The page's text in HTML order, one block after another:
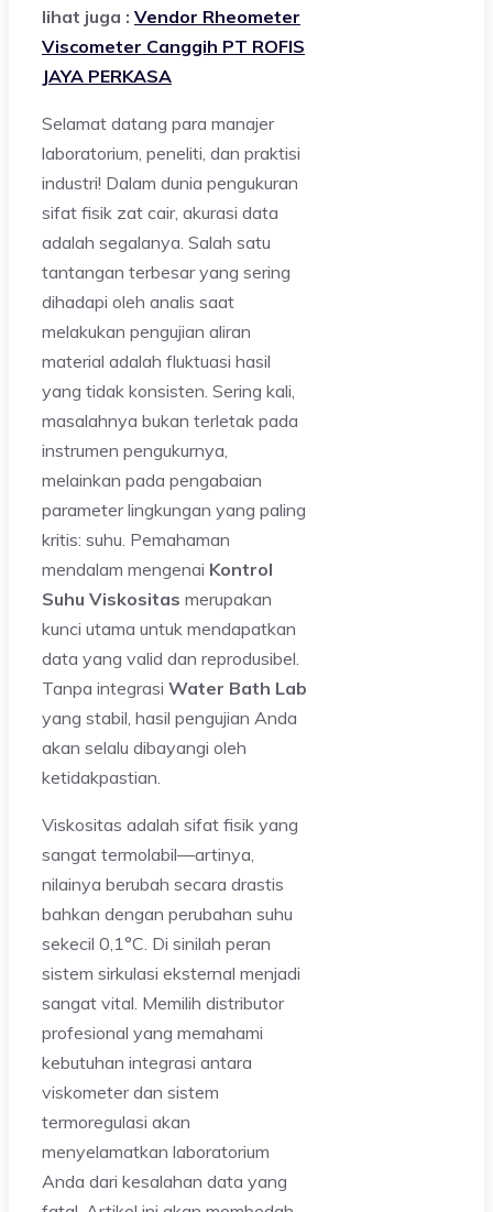
lihat juga : Vendor Rheometer
Viscometer Canggih PT ROFIS
JAYA PERKASA
Selamat datang para manajer
laboratorium, peneliti, dan praktisi
industri! Dalam dunia pengukuran
sifat fisik zat cair, akurasi data
adalah segalanya. Salah satu
tantangan terbesar yang sering
dihadapi oleh analis saat
melakukan pengujian aliran
material adalah fluktuasi hasil
yang tidak konsisten. Sering kali,
masalahnya bukan terletak pada
instrumen pengukurnya,
melainkan pada pengabaian
parameter lingkungan yang paling
kritis: suhu. Pemahaman
mendalam mengenai Kontrol
Suhu Viskositas merupakan
kunci utama untuk mendapatkan
data yang valid dan reprodusibel.
Tanpa integrasi Water Bath Lab
yang stabil, hasil pengujian Anda
akan selalu dibayangi oleh
ketidakpastian.
Viskositas adalah sifat fisik yang
sangat termolabil—artinya,
nilainya berubah secara drastis
bahkan dengan perubahan suhu
sekecil 0,1°C. Di sinilah peran
sistem sirkulasi eksternal menjadi
sangat vital. Memilih distributor
profesional yang memahami
kebutuhan integrasi antara
viskometer dan sistem
termoregulasi akan
menyelamatkan laboratorium
Anda dari kesalahan data yang